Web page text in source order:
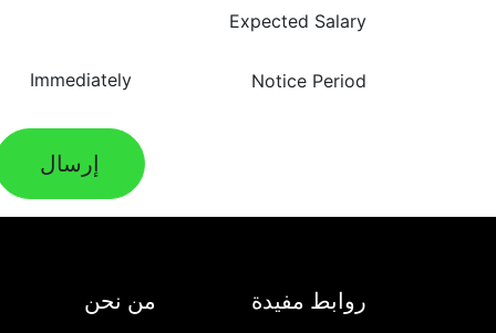
Expected Salary
Notice Period
إرسال
روابط مفيدة من نحن